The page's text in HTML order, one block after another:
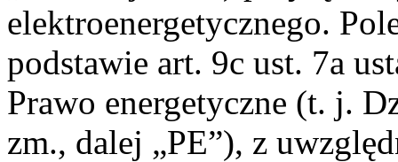
elektroenergetycznego.
podstawie art. 9c ust. 7a
Prawo energetyczne (t. j.
zm., dalej „PE”), z